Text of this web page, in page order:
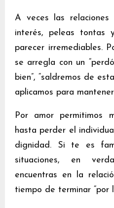
A veces las
interés, peleas tontas
parecer irremediables.
se arregla con un
bien”, “saldremos de
aplicamos para
Por amor permitimos
hasta perder el
dignidad. Si te es
situaciones, en
encuentras en la
tiempo de terminar “por